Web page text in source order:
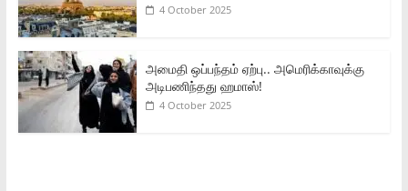
4 October 2025
அமைதி ஒப்பந்தம் ஏற்பு.. அமெரிக்காவுக்கு
அடிபணிந்தது ஹமாஸ்!
4 October 2025